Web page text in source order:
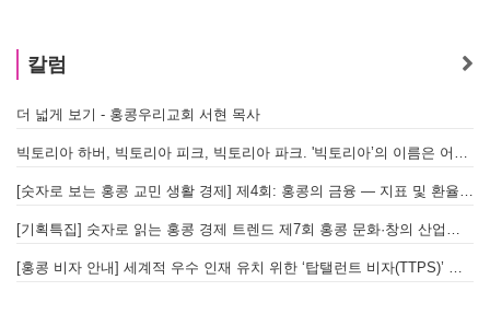
칼럼
더 넓게 보기 - 홍콩우리교회 서현 목사
빅토리아 하버, 빅토리아 피크, 빅토리아 파크. '빅토리아’의 이름은 어떻게 온 걸까? - [이승권 원장의 생활칼럼]
[숫자로 보는 홍콩 교민 생활 경제] 제4회: 홍콩의 금융 — 지표 및 환율, MPF 운영 현황
[기획특집] 숫자로 읽는 홍콩 경제 트렌드 제7회 홍콩 문화·창의 산업의 구조와 분야별 동향
[홍콩 비자 안내] 세계적 우수 인재 유치 위한 ‘탑탤런트 비자(TTPS)’ 주요 요건